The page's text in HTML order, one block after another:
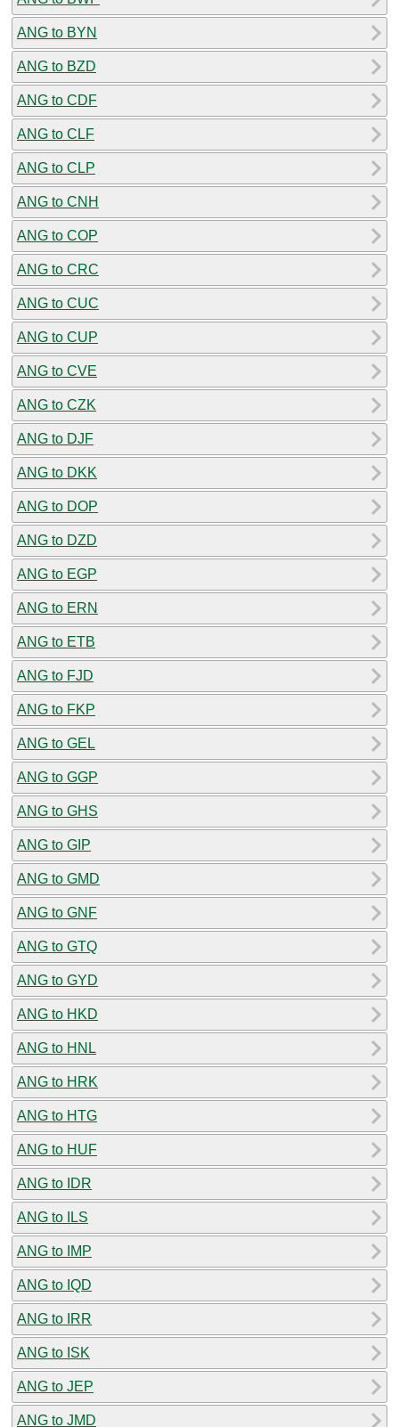
ANG to BYN
ANG to BZD
ANG to CDF
ANG to CLF
ANG to CLP
ANG to CNH
ANG to COP
ANG to CRC
ANG to CUC
ANG to CUP
ANG to CVE
ANG to CZK
ANG to DJF
ANG to DKK
ANG to DOP
ANG to DZD
ANG to EGP
ANG to ERN
ANG to ETB
ANG to FJD
ANG to FKP
ANG to GEL
ANG to GGP
ANG to GHS
ANG to GIP
ANG to GMD
ANG to GNF
ANG to GTQ
ANG to GYD
ANG to HKD
ANG to HNL
ANG to HRK
ANG to HTG
ANG to HUF
ANG to IDR
ANG to ILS
ANG to IMP
ANG to IQD
ANG to IRR
ANG to ISK
ANG to JEP
ANG to JMD